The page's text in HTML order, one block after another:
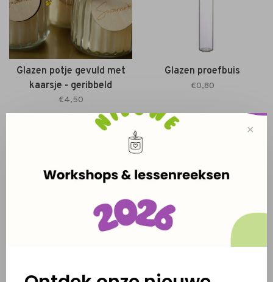
Glazen potje gevuld met
kaarsje - geribbeld
€4,50
Glazen proefbuis
€0,80
✕